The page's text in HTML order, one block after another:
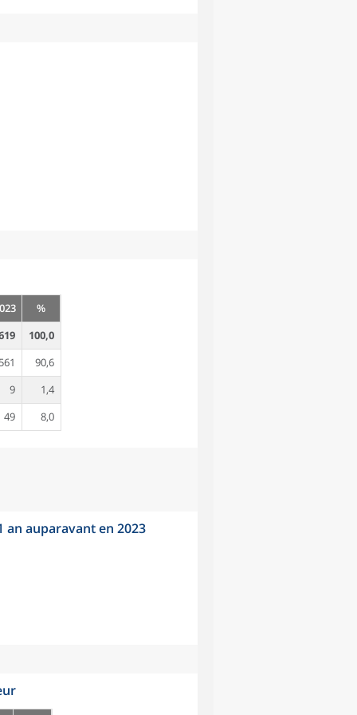
%
100,0
90,6
9
1,4
49
8,0
an auparavant en 2023